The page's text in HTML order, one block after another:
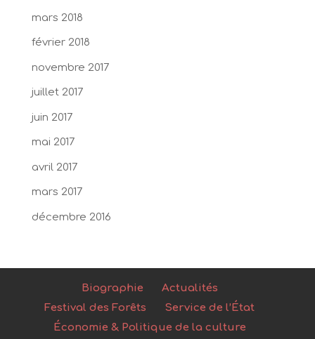
mars 2018
février 2018
novembre 2017
juillet 2017
juin 2017
mai 2017
avril 2017
mars 2017
décembre 2016
Biographie
Actualités
Festival des Forêts
Service de l’État
Économie & Politique de la culture